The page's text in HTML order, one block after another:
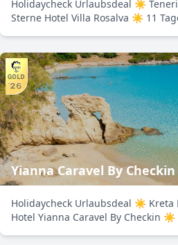
Holidaycheck Urlaubsdeal ☀
Sterne Hotel Villa Rosalva ☀ 11
Yianna Caravel By Checkin
Holidaycheck Urlaubsdeal ☀
Hotel Yianna Caravel By Checkin